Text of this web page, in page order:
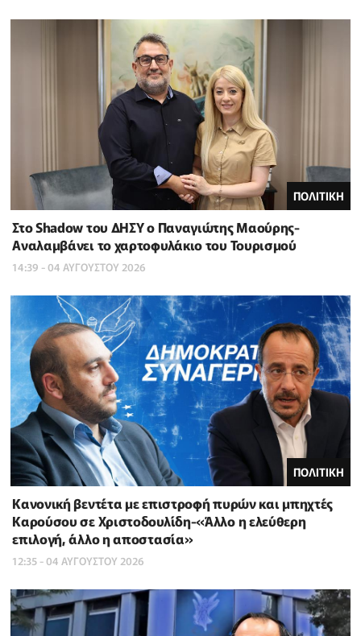
ΠΟΛΙΤΙΚΗ
Στο Shadow του ΔΗΣΥ ο Παναγιώτης Μαούρης-
Αναλαμβάνει το χαρτοφυλάκιο του Τουρισμού
14:39 - 04 ΑΥΓΟΥΣΤΟΥ 2026
ΠΟΛΙΤΙΚΗ
Κανονική βεντέτα με επιστροφή πυρών και μπηχτές
Καρούσου σε Χριστοδουλίδη-«Άλλο η ελεύθερη
επιλογή, άλλο η αποστασία»
12:35 - 04 ΑΥΓΟΥΣΤΟΥ 2026